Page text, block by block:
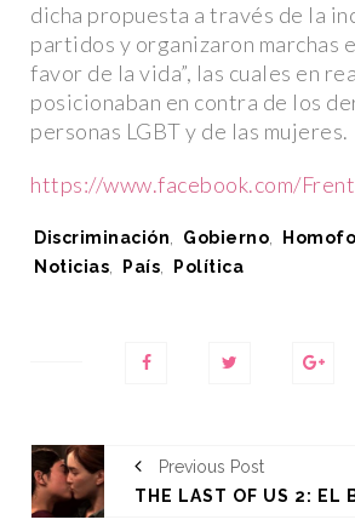
dicha propuesta a través de la
partidos y organizaron marchas
favor de la vida”, las cuales en
posicionaban en contra de los
personas LGBT y de las mujeres.
https://www.facebook.com/
Tags:
Discriminación Gobierno
Noticias
País Política
Previous Post
LA SOMBRA DE LA
DISCRIMINACIÓN: EL ARRESTO
EN QATAR